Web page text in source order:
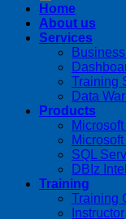
Home
About us
Services
Training
Data
Products
SQL
DBIz
Training
Training
Instructor